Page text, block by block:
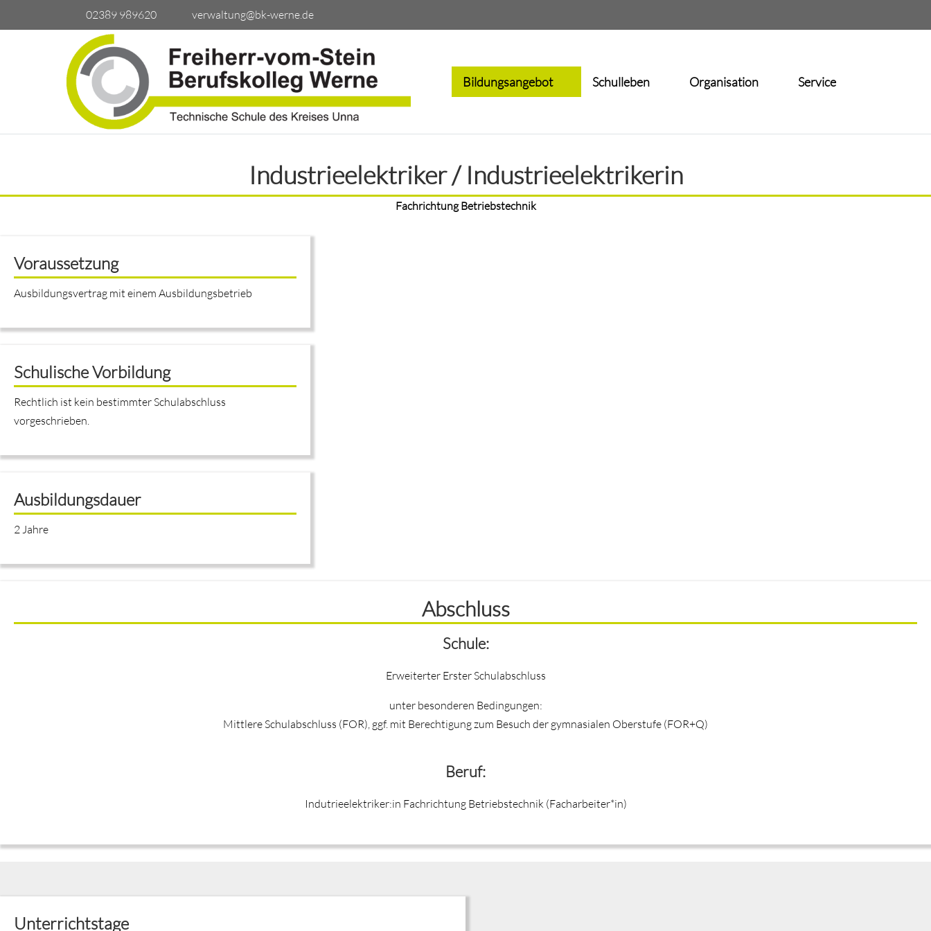
02389 989620 verwaltung@bk-werne.de
Bildungsangebot Schulleben Organisation Service
Industrieelektriker / Industrieelektrikerin
Fachrichtung Betriebstechnik
Voraussetzung
Ausbildungsvertrag mit einem Ausbildungsbetrieb
Schulische Vorbildung
Rechtlich ist kein bestimmter Schulabschluss
vorgeschrieben.
Ausbildungsdauer
2 Jahre
Abschluss
Schule:
Erweiterter Erster Schulabschluss
unter besonderen Bedingungen:
Mittlere Schulabschluss (FOR), ggf. mit Berechtigung zum Besuch der gymnasialen Oberstufe (FOR+Q)
Beruf:
Indutrieelektriker:in Fachrichtung Betriebstechnik (Facharbeiter*in)
Unterrichtstage